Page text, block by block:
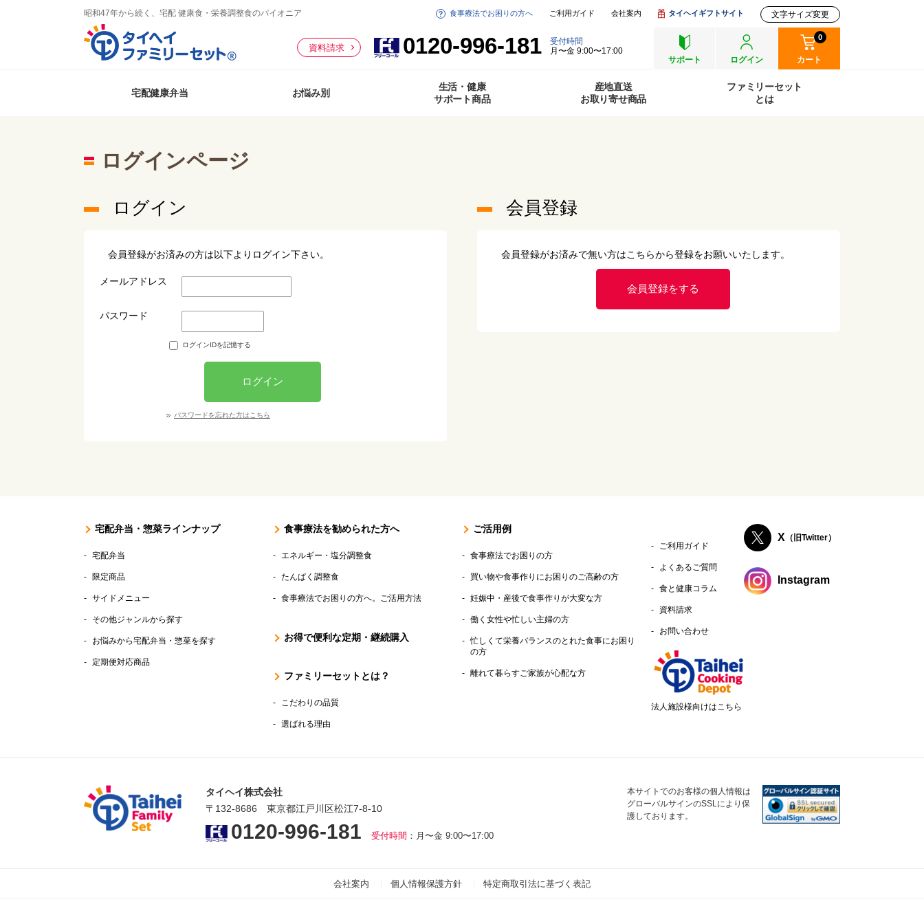
昭和47年から続く、宅配 健康食・栄養調整食のパイオニア
資料請求 0120-996-181
受付時間
月〜金 9:00〜17:00
サポート
ログイン カート
0
食事療法でお困りの方へ ご利用ガイド 会社案内 タイヘイギフトサイト 文字サイズ変更
宅配健康弁当 お悩み別
生活・健康
サポート商品
産地直送
お取り寄せ商品
ファミリーセット
とは
ログインページ
ログイン
会員登録がお済みの方は以下よりログイン下さい。
メールアドレス
パスワード
ログインIDを記憶する
ログイン
パスワードを忘れた方はこちら
会員登録
会員登録がお済みで無い方はこちらから登録をお願いいたします。
会員登録をする
宅配弁当・惣菜ラインナップ
宅配弁当
限定商品
サイドメニュー
その他ジャンルから探す
お悩みから宅配弁当・惣菜を探す
定期便対応商品
食事療法を勧められた方へ
エネルギー・塩分調整食
たんぱく調整食
食事療法でお困りの方へ。ご活用方法
お得で便利な定期・継続購入
ファミリーセットとは？
こだわりの品質
選ばれる理由
ご活用例
食事療法でお困りの方
買い物や食事作りにお困りのご高齢の方
妊娠中・産後で食事作りが大変な方
働く女性や忙しい主婦の方
忙しくて栄養バランスのとれた食事にお困り
の方
離れて暮らすご家族が心配な方
ご利用ガイド
よくあるご質問
食と健康コラム
資料請求
お問い合わせ
法人施設様向けはこちら
X （旧Twitter）
Instagram
タイヘイ株式会社
〒132-8686 東京都江戸川区松江7-8-10
0120-996-181 受付時間 ：月〜金 9:00〜17:00
本サイトでのお客様の個人情報は
グローバルサインのSSLにより保
護しております。
会社案内 個人情報保護方針 特定商取引法に基づく表記